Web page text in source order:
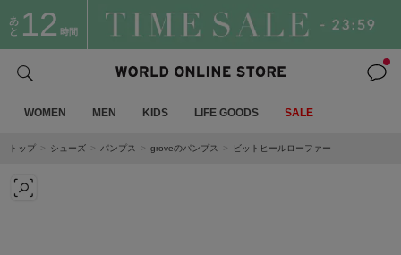
あ
と 12 時間
WOMEN MEN KIDS LIFE GOODS SALE
トップ シューズ パンプス groveのパンプス ビットヒールローファー